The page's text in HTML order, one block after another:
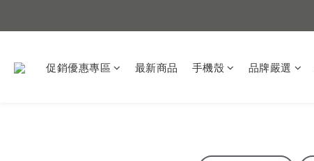
促銷優惠專區 最新商品 手機殼 品牌嚴選